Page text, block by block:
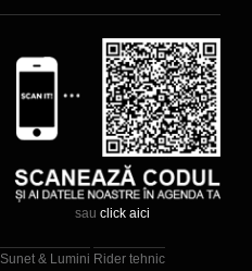
sau click aici
Sunet & Lumini Rider tehnic